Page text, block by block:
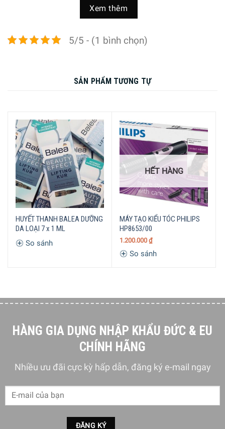
hồng ngoại xa
bị sấy quá mức, nhưng không làm ảnh hưởng đến tốc độ
Sấy mát giữ kiểu tóc của bạn
Là một chức năng cần phải có cho nhà tạo kiểu tóc chuyên
Xem thêm
5/5 - (1 bình chọn)
SẢN PHẨM TƯƠNG TỰ
HUYẾT THANH BALEA DƯỠNG
DA LOẠI 7 x 1 ML
So sánh
HẾT HÀNG
MÁY TẠO KIỂU TÓC PHILIPS
HP8653/00
1.200.000 ₫
So sánh
HÀNG GIA DỤNG NHẬP KHẨU ĐỨC & EU
CHÍNH HÃNG
Nhiều ưu đãi cực kỳ hấp dẫn, đăng ký e-mail ngay